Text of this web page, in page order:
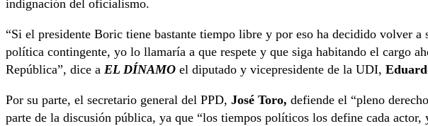
indignación del oficialismo.
“Si el presidente Boric tiene bastante tiempo libre y por eso ha decidido volver a
política contingente, yo lo llamaría a que respete y que siga habitando el cargo
República”, dice a EL DÍNAMO el diputado y vicepresidente de la UDI,
Por su parte, el secretario general del PPD, José Toro, defiende el “pleno
parte de la discusión pública, ya que “los tiempos políticos los define cada actor,